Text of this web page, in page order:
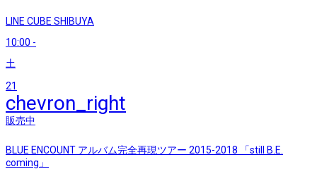
LINE CUBE SHIBUYA
10:00 -
土
21
chevron_right
販売中
BLUE ENCOUNT アルバム完全再現ツアー 2015-2018 「still B.E.
coming」